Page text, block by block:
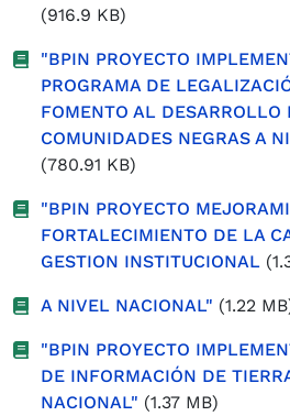
(916.9 KB)
"BPIN PROYECTO
PROGRAMA DE
FOMENTO AL DESARROLLO
COMUNIDADES NEGRAS A
(780.91 KB)
"BPIN PROYECTO
FORTALECIMIENTO DE LA
GESTION INSTITUCIONAL
A NIVEL NACIONAL" (1.22
"BPIN PROYECTO
DE INFORMACIÓN DE
NACIONAL" (1.37 MB)